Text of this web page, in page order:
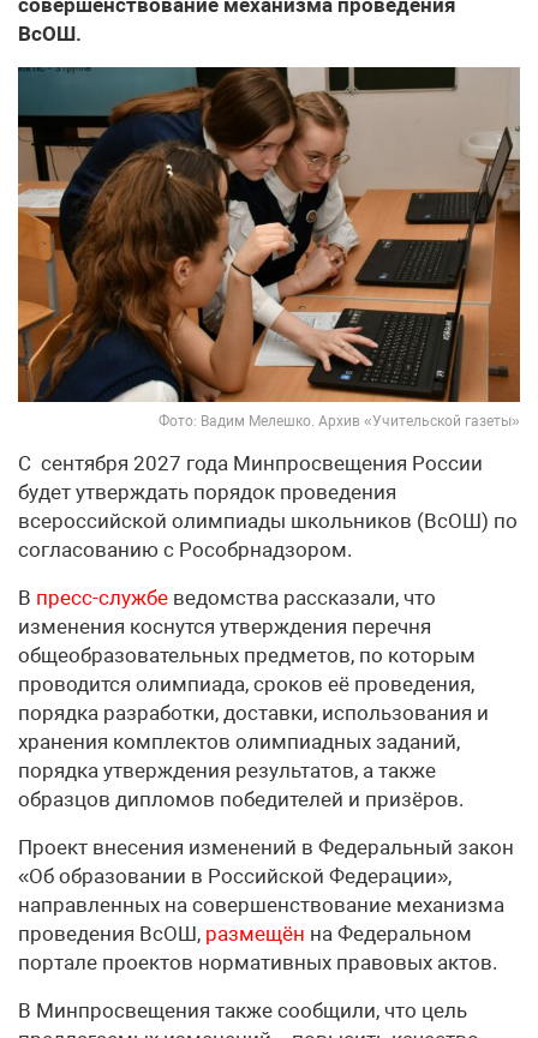
ВсОШ.
Фото: Вадим Мелешко. Архив «Учительской газеты»
С сентября 2027 года Минпросвещения России
будет утверждать порядок проведения
всероссийской олимпиады школьников (ВсОШ) по
согласованию с Рособрнадзором.
В пресс-службе ведомства рассказали, что
изменения коснутся утверждения перечня
общеобразовательных предметов, по которым
проводится олимпиада, сроков её проведения,
порядка разработки, доставки, использования и
хранения комплектов олимпиадных заданий,
порядка утверждения результатов, а также
образцов дипломов победителей и призёров.
Проект внесения изменений в Федеральный закон
«Об образовании в Российской Федерации»,
направленных на совершенствование механизма
проведения ВсОШ, размещён на Федеральном
портале проектов нормативных правовых актов.
В Минпросвещения также сообщили, что цель